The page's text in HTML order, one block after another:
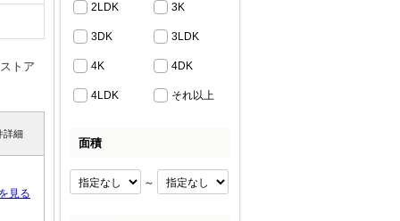
トア
詳細
見る
2LDK 3K
3DK 3LDK
4K 4DK
4LDK それ以上
面積
～